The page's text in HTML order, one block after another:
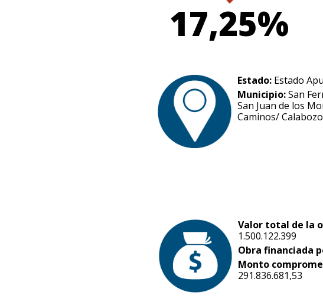
17,25%
Estado: Estado
Municipio:San
San Juan de los
Caminos/ Calabozo
Valor total de la
1.500.122.399
Obra financiada
Monto
291.836.681,53